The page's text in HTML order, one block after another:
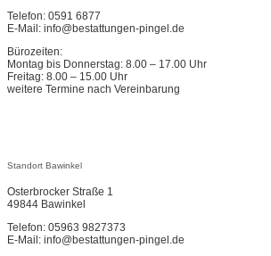
Telefon: 0591 6877
E-Mail: info@bestattungen-pingel.de
Bürozeiten:
Montag bis Donnerstag: 8.00 – 17.00 Uhr
Freitag: 8.00 – 15.00 Uhr
weitere Termine nach Vereinbarung
Standort Bawinkel
Osterbrocker Straße 1
49844 Bawinkel
Telefon: 05963 9827373
E-Mail: info@bestattungen-pingel.de